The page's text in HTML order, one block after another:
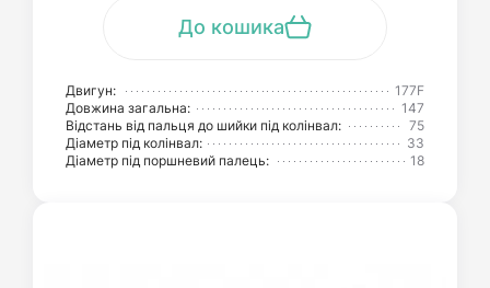
До кошика
Двигун:
177F
Довжина загальна:
147
Відстань від пальця до шийки під колінвал:
75
Діаметр під колінвал:
33
Діаметр під поршневий палець:
18